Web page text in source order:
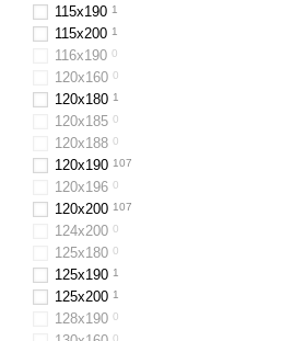
115х190 1
115х200 1
116x190 0
120x160 0
120x180 1
120x185 0
120х188 0
120x190 107
120х196 0
120x200 107
124x200 0
125х180 0
125х190 1
125х200 1
128x190 0
0